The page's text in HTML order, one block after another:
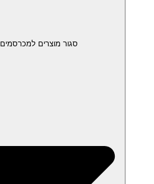
סגור מוצרים למכרסמים